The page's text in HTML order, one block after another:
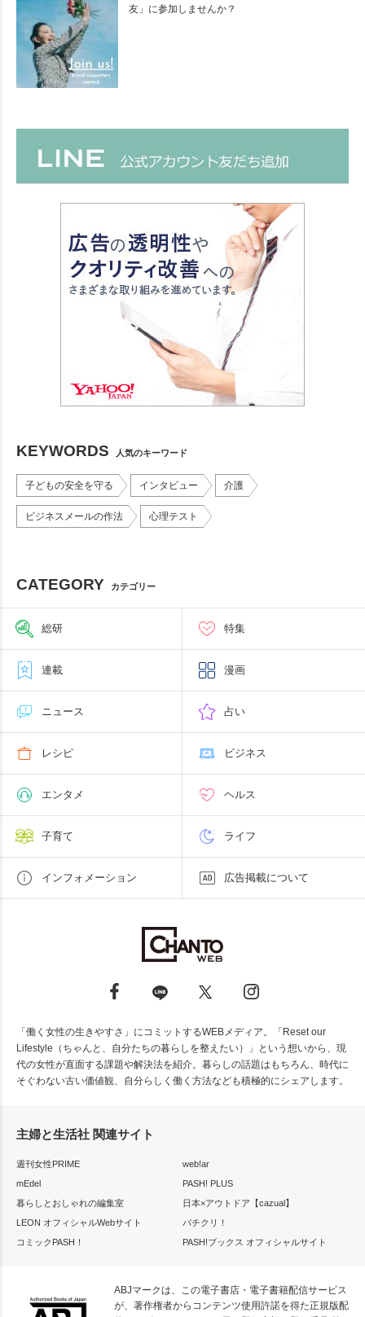
友」に参加しませんか？
KEYWORDS 人気のキーワード
子どもの安全を守る インタビュー 介護
ビジネスメールの作法 心理テスト
CATEGORY カテゴリー
総研 特集
連載 漫画
ニュース 占い
レシピ ビジネス
エンタメ ヘルス
子育て ライフ
インフォメーション 広告掲載について
「働く女性の生きやすさ」にコミットするWEBメディア。「Reset our
Lifestyle（ちゃんと、自分たちの暮らしを整えたい）」という想いから、現
代の女性が直面する課題や解決法を紹介。暮らしの話題はもちろん、時代に
そぐわない古い価値観、自分らしく働く方法なども積極的にシェアします。
主婦と生活社 関連サイト
週刊女性PRIME
web!ar
mEdel
PASH! PLUS
暮らしとおしゃれの編集室
日本×アウトドア【cazual】
LEON オフィシャルWebサイト
パチクリ！
コミックPASH！
PASH!ブックス オフィシャルサイト
ABJマークは、この電子書店・電子書籍配信サービス
が、著作権者からコンテンツ使用許諾を得た正規版配